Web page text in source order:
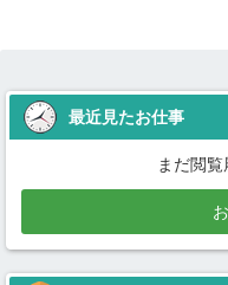
最近見たお仕事
まだ閲覧